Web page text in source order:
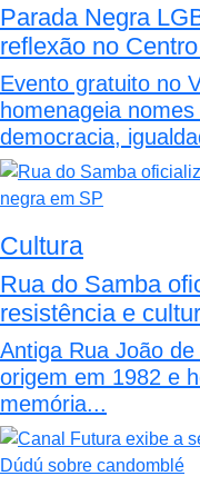
Parada Negra
reflexão no
Evento gratuito no
homenageia
democracia,
Cultura
Rua do Samba
resistência e
Antiga Rua João
origem em 1982 e
memória...